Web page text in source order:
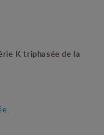
K triphasée de la